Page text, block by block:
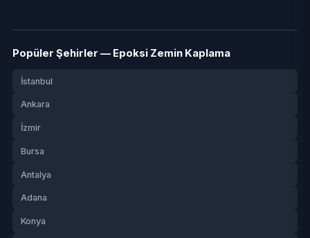
Popüler Şehirler — Epoksi Zemin Kaplama
İstanbul
Ankara
İzmir
Bursa
Antalya
Adana
Konya